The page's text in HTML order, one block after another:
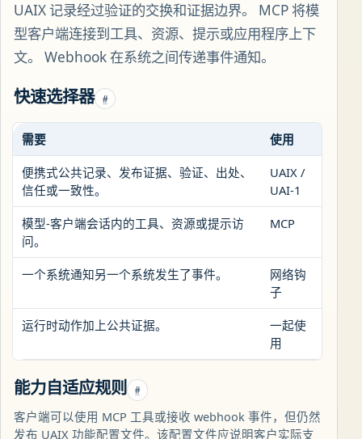
UAIX 记录经过验证的交换和证据边界。 MCP 将模
型客户端连接到工具、资源、提示或应用程序上下
文。 Webhook 在系统之间传递事件通知。
快速选择器 #
需要 使用
便携式公共记录、发布证据、验证、出处、
信任或一致性。
UAIX /
UAI-1
模型-客户端会话内的工具、资源或提示访
问。
MCP
一个系统通知另一个系统发生了事件。
网络钩
子
运行时动作加上公共证据。
一起使
用
能力自适应规则 #
客户端可以使用 MCP 工具或接收 webhook 事件，但仍然
发布 UAIX 功能配置文件。该配置文件应说明客户实际支